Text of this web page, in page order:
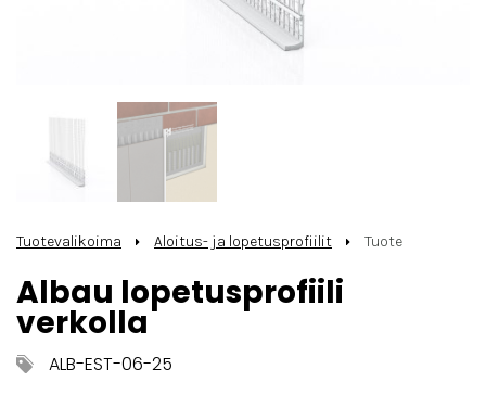
Tuotevalikoima Aloitus- ja lopetusprofiilit Tuote
Albau lopetusprofiili
verkolla
ALB-EST-06-25